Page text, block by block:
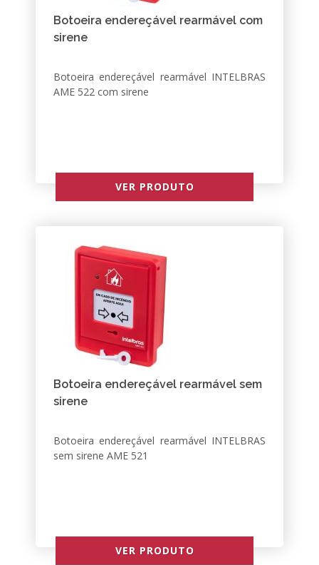
Botoeira endereçável rearmável com
sirene
Botoeira endereçável rearmável INTELBRAS
AME 522 com sirene
VER PRODUTO
Botoeira endereçável rearmável sem
sirene
Botoeira endereçável rearmável INTELBRAS
sem sirene AME 521
VER PRODUTO